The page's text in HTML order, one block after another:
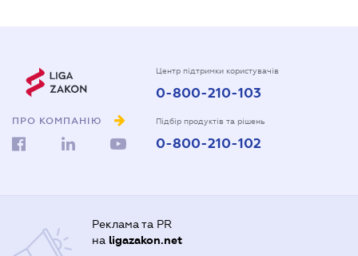
ПРО КОМПАНІЮ
Центр підтримки користувачів
0-800-210-103
Підбір продуктів та рішень
0-800-210-102
Реклама та PR
на ligazakon.net